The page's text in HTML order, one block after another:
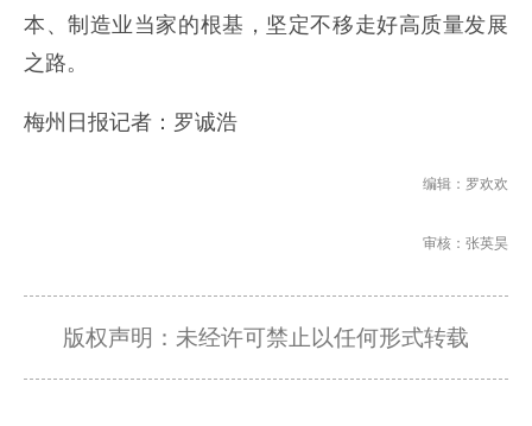
本、制造业当家的根基，坚定不移走好高质量发展
之路。
梅州日报记者：罗诚浩
编辑：罗欢欢
审核：张英昊
版权声明：未经许可禁止以任何形式转载